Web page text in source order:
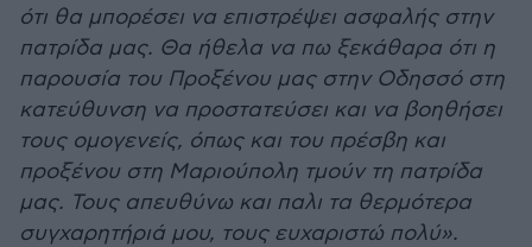
ότι θα μπορέσει να επιστρέψει ασφαλής στην
πατρίδα μας. Θα ήθελα να πω ξεκάθαρα ότι η
παρουσία του Προξένου μας στην Οδησσό στη
κατεύθυνση να προστατεύσει και να βοηθήσει
τους ομογενείς, όπως και του πρέσβη και
προξένου στη Μαριούπολη τμούν τη πατρίδα
μας. Τους απευθύνω και παλι τα θερμότερα
συγχαρητήριά μου, τους ευχαριστώ πολύ».